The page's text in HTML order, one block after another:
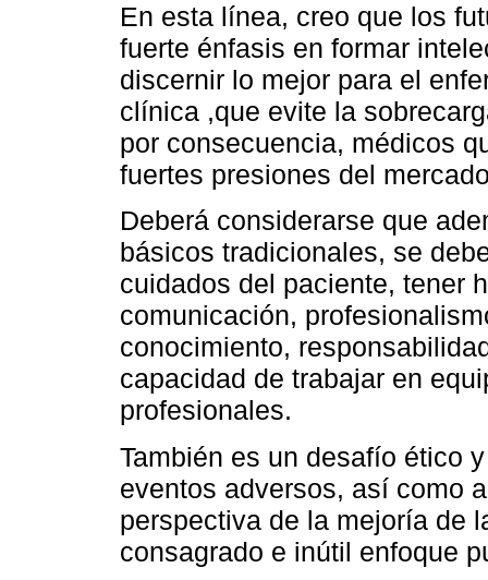
En esta línea, creo que los
fuerte énfasis en formar
discernir lo mejor para el
clínica ,que evite la
por consecuencia, médicos
fuertes presiones del
Deberá considerarse que
básicos tradicionales, se
cuidados del paciente, tener
comunicación,
conocimiento,
capacidad de trabajar en
profesionales.
También es un desafío ético
eventos adversos, así como
perspectiva de la mejoría de
consagrado e inútil enfoque